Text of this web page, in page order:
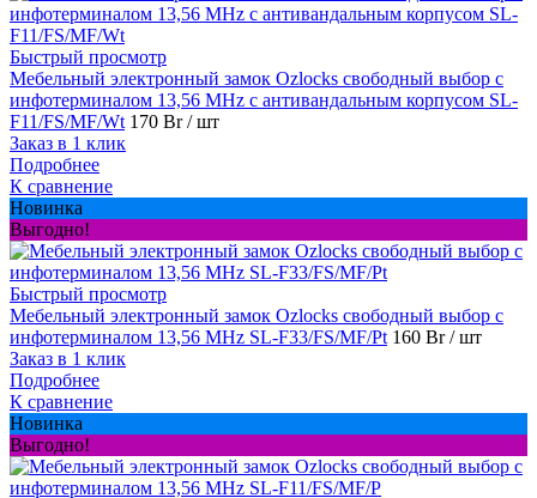
Быстрый просмотр
Мебельный электронный замок Ozlocks свободный выбор с
инфотерминалом 13,56 MHz с антивандальным корпусом SL-
F11/FS/MF/Wt 170 Br/ шт
Заказ в 1 клик
Подробнее
К сравнение
Новинка
Выгодно!
Быстрый просмотр
Мебельный электронный замок Ozlocks свободный выбор с
инфотерминалом 13,56 MHz SL-F33/FS/MF/Pt 160 Br/ шт
Заказ в 1 клик
Подробнее
К сравнение
Новинка
Выгодно!